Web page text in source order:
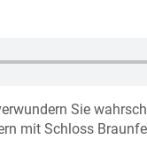
Sie
mit Schloss